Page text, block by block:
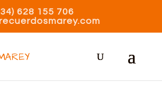
628 155 706